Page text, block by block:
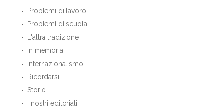
Problemi di lavoro
Problemi di scuola
L'altra tradizione
In memoria
Internazionalismo
Ricordarsi
Storie
I nostri editoriali